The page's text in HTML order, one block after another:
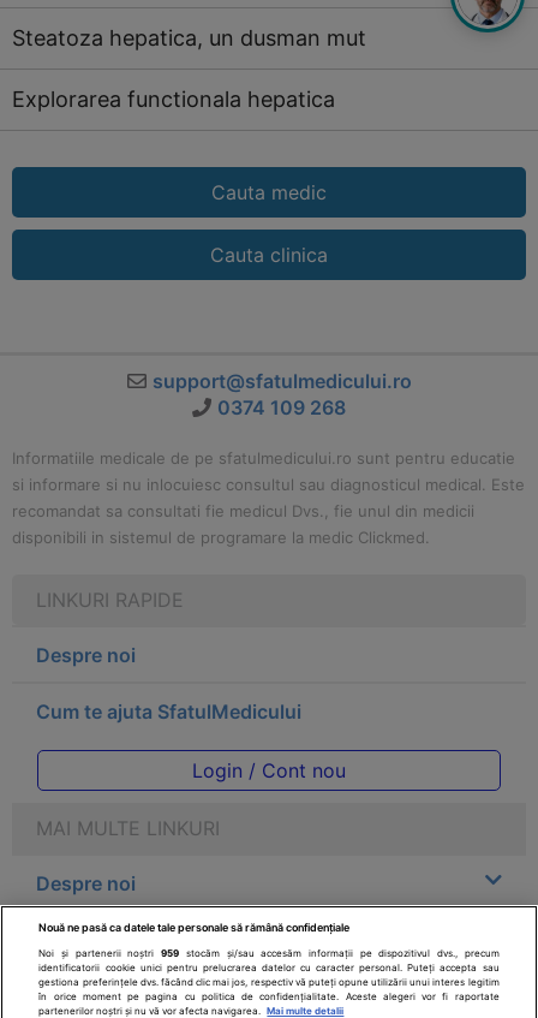
Steatoza hepatica, un dusman mut
Explorarea functionala hepatica
Cauta medic
Cauta clinica
support@sfatulmedicului.ro
0374 109 268
Informatiile medicale de pe sfatulmedicului.ro sunt pentru educatie
si informare si nu inlocuiesc consultul sau diagnosticul medical. Este
recomandat sa consultati fie medicul Dvs., fie unul din medicii
disponibili in sistemul de programare la medic Clickmed.
LINKURI RAPIDE
Despre noi
Cum te ajuta SfatulMedicului
Login / Cont nou
MAI MULTE LINKURI
Despre noi
Legal
Drepturile consumatorului
Nouă ne pasă ca datele tale personale să rămână confidențiale
Noi și partenerii noștri959 stocăm și/sau accesăm informații pe dispozitivul dvs., precum
identificatorii cookie unici pentru prelucrarea datelor cu caracter personal. Puteți accepta sau
gestiona preferințele dvs. făcând clic mai jos, respectiv vă puteți opune utilizării unui interes legitim
în orice moment pe pagina cu politica de confidențialitate. Aceste alegeri vor fi raportate
partenerilor noștri și nu vă vor afecta navigarea.
Mai multe detalii